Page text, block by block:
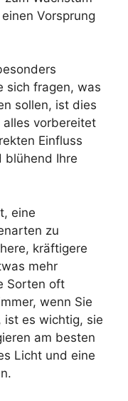
Vorsprung
sich fragen, was
sollen, ist dies
alles vorbereitet
Einfluss
blühend Ihre
eine
zu
kräftigere
mehr
Sorten oft
wenn Sie
ist es wichtig, sie
am besten
Licht und eine